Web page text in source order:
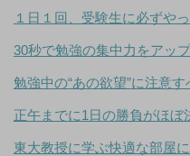
１日１回、受験生に必ずや
30秒で勉強の集中力をアッ
勉強中の“あの欲望”に注意す
正午までに1日の勝負がほぼ
東大教授に学ぶ快適な部屋